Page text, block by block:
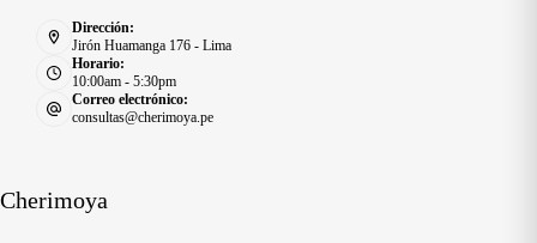
Dirección:
Jirón Huamanga 176 - Lima
Horario:
10:00am - 5:30pm
Correo electrónico:
consultas@cherimoya.pe
Cherimoya